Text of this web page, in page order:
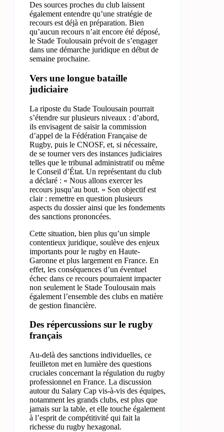
Des sources proches du club laissent
également entendre qu’une stratégie de
recours est déjà en préparation. Bien
qu’aucun recours n’ait encore été déposé,
le Stade Toulousain prévoit de s’engager
dans une démarche juridique en début de
semaine prochaine.
Vers une longue bataille
judiciaire
La riposte du Stade Toulousain pourrait
s’étendre sur plusieurs niveaux : d’abord,
ils envisagent de saisir la commission
d’appel de la Fédération Française de
Rugby, puis le CNOSF, et, si nécessaire,
de se tourner vers des instances judiciaires
telles que le tribunal administratif ou même
le Conseil d’État. Un représentant du club
a déclaré : « Nous allons exercer les
recours jusqu’au bout. » Son objectif est
clair : remettre en question plusieurs
aspects du dossier ainsi que les fondements
des sanctions prononcées.
Cette situation, bien plus qu’un simple
contentieux juridique, soulève des enjeux
importants pour le rugby en Haute-
Garonne et plus largement en France. En
effet, les conséquences d’un éventuel
échec dans ce recours pourraient impacter
non seulement le Stade Toulousain mais
également l’ensemble des clubs en matière
de gestion financière.
Des répercussions sur le rugby
français
Au-delà des sanctions individuelles, ce
feuilleton met en lumière des questions
cruciales concernant la régulation du rugby
professionnel en France. La discussion
autour du Salary Cap vis-à-vis des équipes,
notamment les grands clubs, est plus que
jamais sur la table, et elle touche également
à l’esprit de compétitivité qui fait la
richesse du rugby hexagonal.